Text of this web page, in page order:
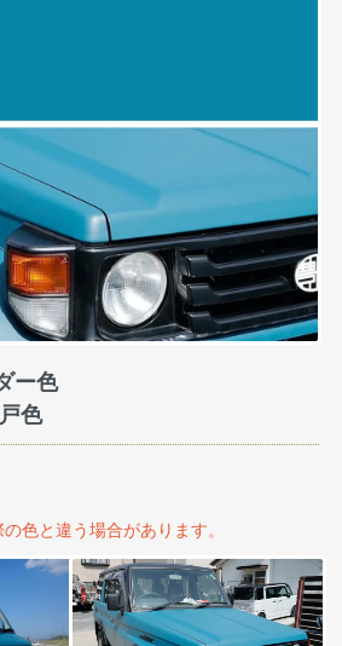
ー色
色
色と違う場合があります。